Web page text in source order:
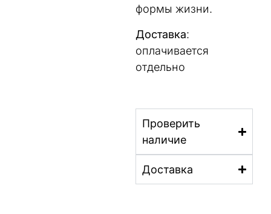
формы жизни.
Доставка:
оплачивается
отдельно
Проверить
наличие
Доставка